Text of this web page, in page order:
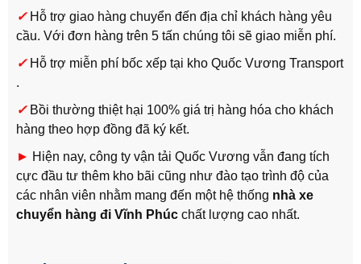
✓ Hỗ trợ giao hàng chuyển đến địa chỉ khách hàng yêu
cầu. Với đơn hàng trên 5 tấn chúng tôi sẽ giao miễn phí.
✓ Hỗ trợ miễn phí bốc xếp tại kho Quốc Vương Transport
.
✓ Bồi thường thiệt hại 100% giá trị hàng hóa cho khách
hàng theo hợp đồng đã ký kết.
► Hiện nay, công ty vận tải Quốc Vương vẫn đang tích
cực đầu tư thêm kho bãi cũng như đào tạo trình độ của
các nhân viên nhằm mang đến một hệ thống nhà xe
chuyển hàng đi Vĩnh Phúc chất lượng cao nhất.